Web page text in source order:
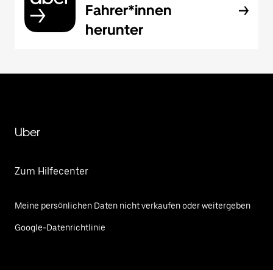
Fahrer*innen
herunter
Uber
Zum Hilfecenter
Meine persönlichen Daten nicht verkaufen oder weitergeben
Google-Datenrichtlinie